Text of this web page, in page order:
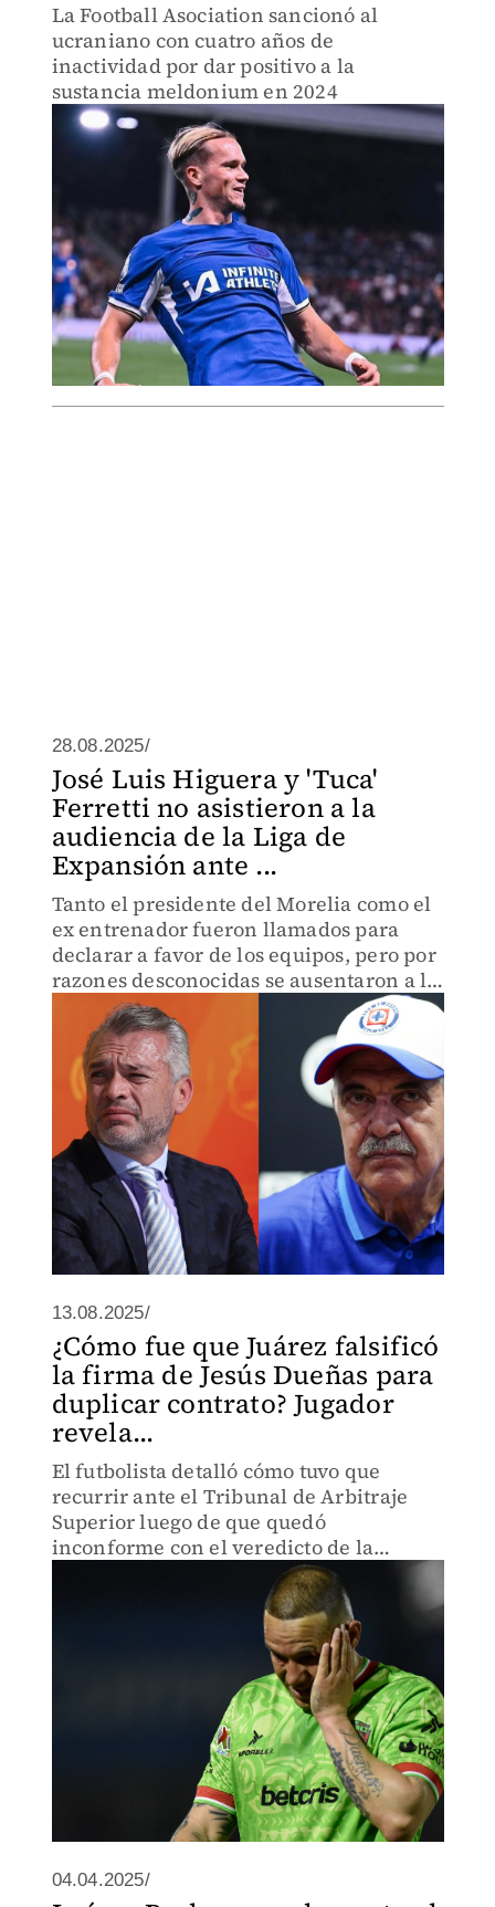
La Football Asociation sancionó al
ucraniano con cuatro años de
inactividad por dar positivo a la
sustancia meldonium en 2024
28.08.2025/
José Luis Higuera y 'Tuca'
Ferretti no asistieron a la
audiencia de la Liga de
Expansión ante ...
Tanto el presidente del Morelia como el
ex entrenador fueron llamados para
declarar a favor de los equipos, pero por
razones desconocidas se ausentaron a la
13.08.2025/
¿Cómo fue que Juárez falsificó
la firma de Jesús Dueñas para
duplicar contrato? Jugador
revela...
El futbolista detalló cómo tuvo que
recurrir ante el Tribunal de Arbitraje
Superior luego de que quedó
inconforme con el veredicto de la
Federación Mexicana de Futbol
04.04.2025/